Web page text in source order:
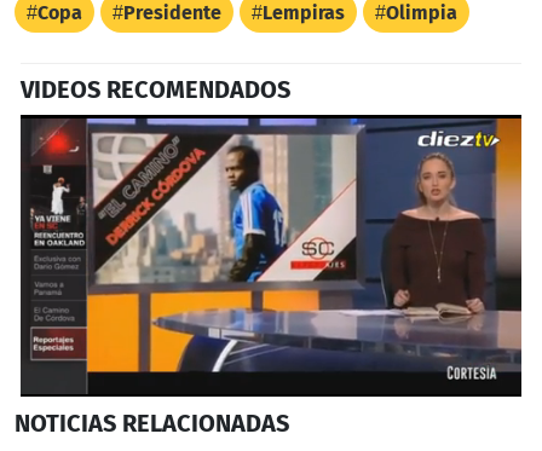
Copa Presidente Lempiras Olimpia
VIDEOS RECOMENDADOS
seconds
NOTICIAS RELACIONADAS